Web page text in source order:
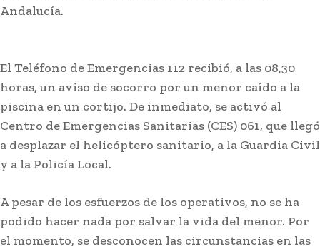
Andalucía.
El Teléfono de Emergencias 112 recibió, a las 08,30
horas, un aviso de socorro por un menor caído a la
piscina en un cortijo. De inmediato, se activó al
Centro de Emergencias Sanitarias (CES) 061, que llegó
a desplazar el helicóptero sanitario, a la Guardia Civil
y a la Policía Local.
A pesar de los esfuerzos de los operativos, no se ha
podido hacer nada por salvar la vida del menor. Por
el momento, se desconocen las circunstancias en las